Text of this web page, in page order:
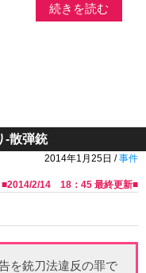
続きを読む
-散弾銃
2014年1月25日 /事件
■2014/2/14 18：45 最終更新■
を銃刀法違反の罪で